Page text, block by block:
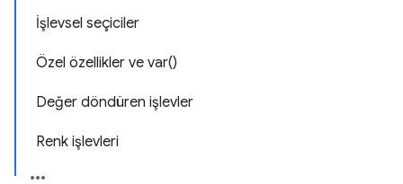
İşlevsel seçiciler
Özel özellikler ve var()
Değer döndüren işlevler
Renk işlevleri